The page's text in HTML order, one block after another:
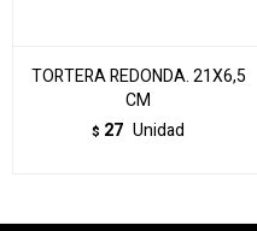
TORTERA REDONDA. 21X6,5
CM
$ 27 Unidad